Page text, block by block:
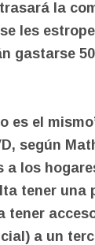
la
les
gastarse
es el
según
a los
tener una
tener
a un